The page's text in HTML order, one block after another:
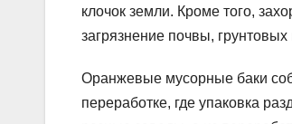
клочок земли. Кроме того,
загрязнение почвы,
Оранжевые мусорные баки
переработке, где упаковка